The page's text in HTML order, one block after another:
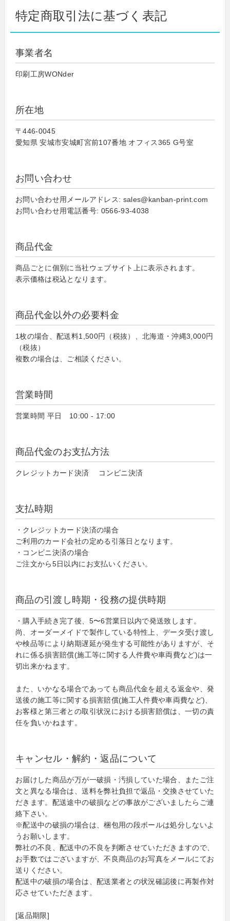
特定商取引法に基づく表記
事業者名
印刷工房WONder
所在地
〒446-0045
愛知県 安城市安城町宮前107番地 オフィス365 G号室
お問い合わせ
お問い合わせ用メールアドレス: sales@kanban-print.com
お問い合わせ用電話番号: 0566-93-4038
商品代金
商品ごとに個別に当社ウェブサイト上に表示されます。
表示価格は税込となります。
商品代金以外の必要料金
1枚の場合、配送料1,500円（税抜）、北海道・沖縄3,000円
（税抜）
複数の場合は、ご相談ください。
営業時間
営業時間 平日 10:00 - 17:00
商品代金のお支払方法
クレジットカード決済 コンビニ決済
支払時期
・クレジットカード決済の場合
ご利用のカード会社の定める引落日となります。
・コンビニ決済の場合
ご注文から5日以内にお支払いください。
商品の引渡し時期・役務の提供時期
・購入手続き完了後、5〜6営業日以内で発送致します。
尚、オーダーメイドで製作している特性上、データ受け渡し
や検品等により納期遅延が発生する可能性がありますが、そ
れに係る損害賠償(施工等に関する人件費や車両費など)は一
切出来かねます。
また、いかなる場合であっても商品代金を超える返金や、発
送後の施工等に関する損害賠償(施工人件費や車両費など)、
お客様と第三者との取引状況における損害賠償は、一切の責
任を負いかねます。
キャンセル・解約・返品について
お届けした商品が万が一破損・汚損していた場合、またご注
文と異なる場合は、送料を弊社負担で返品・交換させていた
だきます。配送途中の破損などの事故がございましたらご連
絡下さい。
※配送中の破損の場合は、梱包用の段ボールは処分しないよ
うお願いします。
弊社の不良、配送中の不良を判断させていただきますので、
お手数ではございますが、不良商品のお写真をメールにてお
送りください。
配送中の破損の場合は、配送業者との状況確認後に再製作対
応させていただきます。
[返品期限]